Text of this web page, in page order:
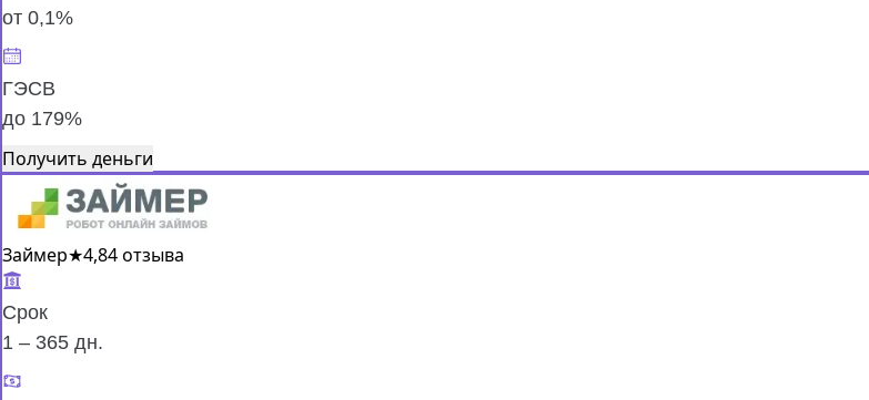
от 0,1%
ГЭСВ
до 179%
Получить деньги
Займер★4,84 отзыва
Срок
1 – 365 дн.